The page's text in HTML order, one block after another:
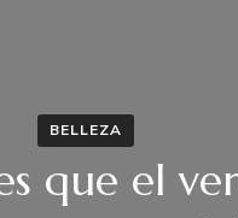
BELLEZA
que el